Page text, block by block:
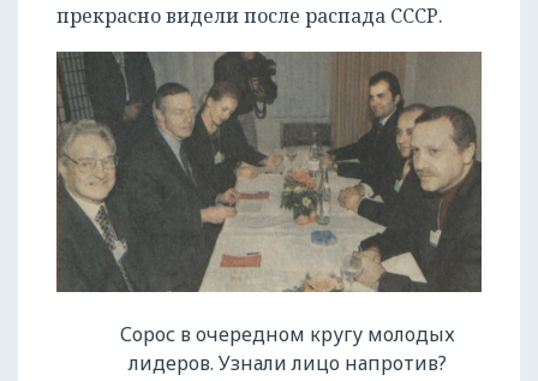
прекрасно видели после распада СССР.
Сорос в очередном кругу молодых
лидеров. Узнали лицо напротив?